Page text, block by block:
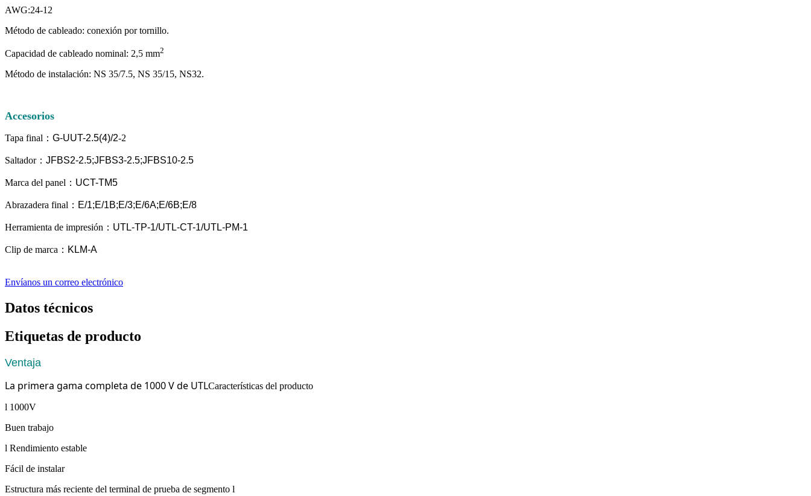
AWG:24-12
Método de cableado: conexión por tornillo.
Capacidad de cableado nominal: 2,5 mm2
Método de instalación: NS 35/7.5, NS 35/15, NS32.
Accesorios
Tapa final ： G-UUT-2.5(4)/2-2
Saltador： JFBS2-2.5;JFBS3-2.5;JFBS10-2.5
Marca del panel ： UCT-TM5
Abrazadera final ： E/1;E/1B;E/3;E/6A;E/6B;E/8
Herramienta de impresión ： UTL-TP-1/UTL-CT-1/UTL-PM-1
Clip de marca ： KLM-A
Envíanos un correo electrónico
Datos técnicos
Etiquetas de producto
Ventaja
La primera gama completa de 1000 V de UTLCaracterísticas del producto
l 1000V
Buen trabajo
l Rendimiento estable
Fácil de instalar
Estructura más reciente del terminal de prueba de segmento l